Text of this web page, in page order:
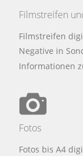
Filmstreifen
Filmstreifen
Negative in
Informationen
Fotos
Fotos bis A4